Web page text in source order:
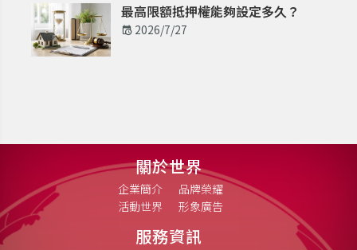
最高限額抵押權能夠設定多久？
2026/7/27
關於世界
企業簡介
品牌榮耀
活動世界
形象廣告
服務資訊